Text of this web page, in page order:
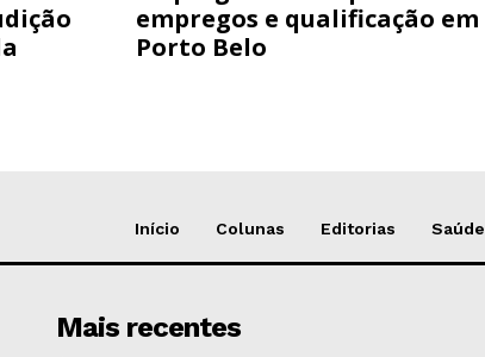
empregos e qualificação em
Porto Belo
Início Colunas Editorias Saúde
Mais recentes